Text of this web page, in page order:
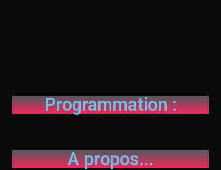
Programmation :
A propos...